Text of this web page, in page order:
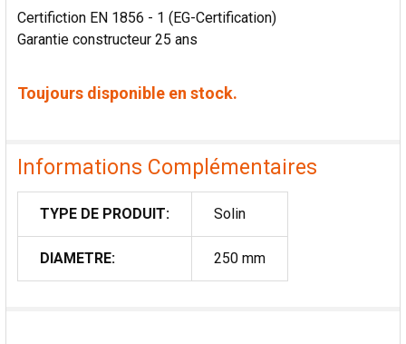
Certifiction EN 1856 - 1 (EG-Certification)
Garantie constructeur 25 ans
Toujours disponible en stock.
Informations Complémentaires
TYPE DE PRODUIT: Solin
DIAMETRE: 250 mm